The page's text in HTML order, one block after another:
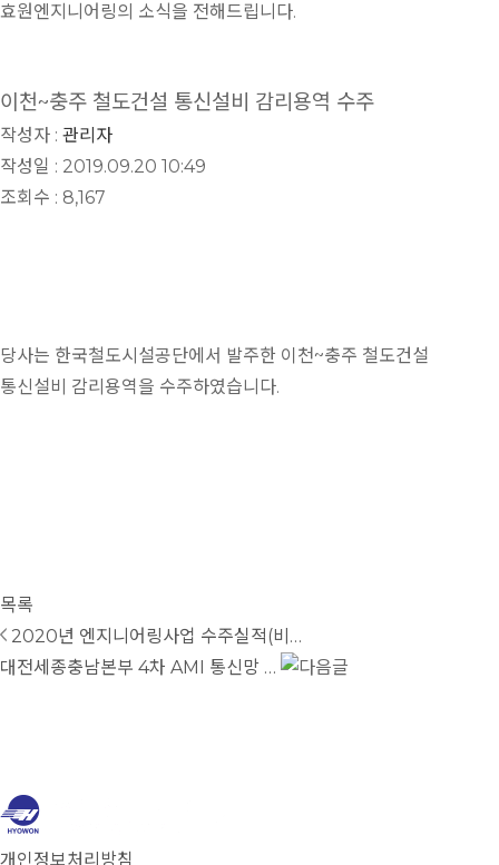
효원엔지니어링의 소식을 전해드립니다.
이천~충주 철도건설 통신설비 감리용역 수주
작성자 : 관리자
작성일 : 2019.09.20 10:49
조회수 : 8,167
당사는 한국철도시설공단에서 발주한 이천~충주 철도건설
통신설비 감리용역을 수주하였습니다.
목록
2020년 엔지니어링사업 수주실적(비…
대전세종충남본부 4차 AMI 통신망 …
개인정보처리방침